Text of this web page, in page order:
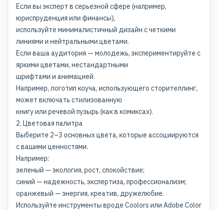
Если вы эксперт в серьезной сфере (например,
юриспруденция или финансы),
используйте минималистичный дизайн с четкими
линиями и нейтральными цветами.
Если ваша аудитория — молодежь, экспериментируйте с
яркими цветами, нестандартными
шрифтами и анимацией.
Например, логотип коуча, использующего сторителлинг,
может включать стилизованную
книгу или речевой пузырь (как в комиксах).
2. Цветовая палитра
Выберите 2–3 основных цвета, которые ассоциируются
с вашими ценностями.
Например:
зеленый — экология, рост, спокойствие;
синий — надежность, экспертиза, профессионализм;
оранжевый — энергия, креатив, дружелюбие.
Используйте инструменты вроде Coolors или Adobe Color